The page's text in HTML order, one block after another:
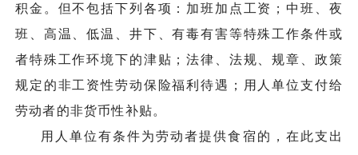
积金。但不包括下列各项：加班加点工资；中班、夜
班、高温、低温、井下、有毒有害等特殊工作条件或
者特殊工作环境下的津贴；法律、法规、规章、政策
规定的非工资性劳动保险福利待遇；用人单位支付给
劳动者的非货币性补贴。
用人单位有条件为劳动者提供食宿的，在此支出